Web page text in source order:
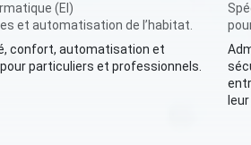
(EI)
et automatisation de l’habitat.
confort, automatisation et
particuliers et professionnels.
leur